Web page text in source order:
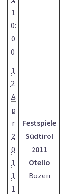
1
0:
0
0
1
2
A
p
r
2
0
1
1
1
Festspiele
Südtirol
2011
Otello
Bozen